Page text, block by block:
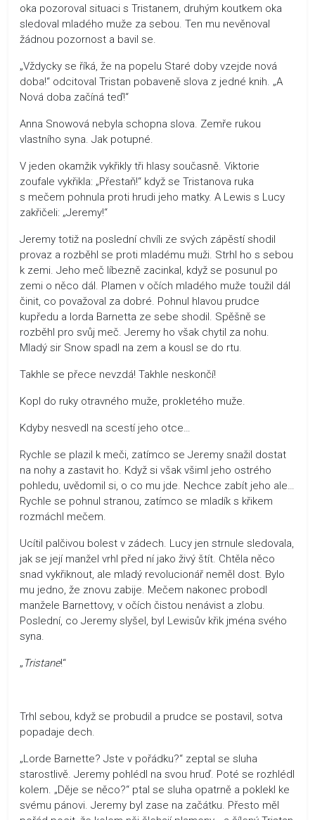
oka pozoroval situaci s Tristanem, druhým koutkem oka
sledoval mladého muže za sebou. Ten mu nevěnoval
žádnou pozornost a bavil se.
„Vždycky se říká, že na popelu Staré doby vzejde nová
doba!“ odcitoval Tristan pobaveně slova z jedné knih. „A
Nová doba začíná teď!“
Anna Snowová nebyla schopna slova. Zemře rukou
vlastního syna. Jak potupné.
V jeden okamžik vykřikly tři hlasy současně. Viktorie
zoufale vykřikla: „Přestaň!“ když se Tristanova ruka
s mečem pohnula proti hrudi jeho matky. A Lewis s Lucy
zakřičeli: „Jeremy!“
Jeremy totiž na poslední chvíli ze svých zápěstí shodil
provaz a rozběhl se proti mladému muži. Strhl ho s sebou
k zemi. Jeho meč líbezně zacinkal, když se posunul po
zemi o něco dál. Plamen v očích mladého muže toužil dál
činit, co považoval za dobré. Pohnul hlavou prudce
kupředu a lorda Barnetta ze sebe shodil. Spěšně se
rozběhl pro svůj meč. Jeremy ho však chytil za nohu.
Mladý sir Snow spadl na zem a kousl se do rtu.
Takhle se přece nevzdá! Takhle neskončí!
Kopl do ruky otravného muže, prokletého muže.
Kdyby nesvedl na scestí jeho otce…
Rychle se plazil k meči, zatímco se Jeremy snažil dostat
na nohy a zastavit ho. Když si však všiml jeho ostrého
pohledu, uvědomil si, o co mu jde. Nechce zabít jeho ale…
Rychle se pohnul stranou, zatímco se mladík s křikem
rozmáchl mečem.
Ucítil palčivou bolest v zádech. Lucy jen strnule sledovala,
jak se její manžel vrhl před ní jako živý štít. Chtěla něco
snad vykřiknout, ale mladý revolucionář neměl dost. Bylo
mu jedno, že znovu zabije. Mečem nakonec probodl
manžele Barnettovy, v očích čistou nenávist a zlobu.
Poslední, co Jeremy slyšel, byl Lewisův křik jména svého
syna.
„ Tristane!“
Trhl sebou, když se probudil a prudce se postavil, sotva
popadaje dech.
„Lorde Barnette? Jste v pořádku?“ zeptal se sluha
starostlivě. Jeremy pohlédl na svou hruď. Poté se rozhlédl
kolem. „Děje se něco?“ ptal se sluha opatrně a poklekl ke
svému pánovi. Jeremy byl zase na začátku. Přesto měl